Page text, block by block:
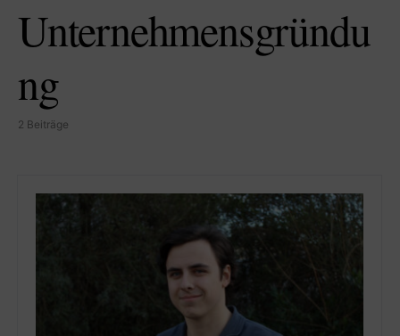
Unternehmensgründu
ng
2 Beiträge